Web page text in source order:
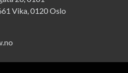
Vika, 0120 Oslo